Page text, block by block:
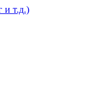
и т.д.)